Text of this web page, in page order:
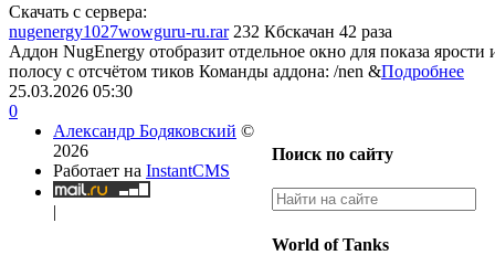
Скачать с сервера:
nugenergy1027wowguru-ru.rar 232 Кбскачан 42 раза
Аддон NugEnergy отобразит отдельное окно для показа
полосу с отсчётом тиков Команды аддона: /nen &Подробнее
25.03.2026 05:30
0
Поиск по сайту
World of Tanks
Александр Бодяковский ©
2026
Работает на InstantCMS
|